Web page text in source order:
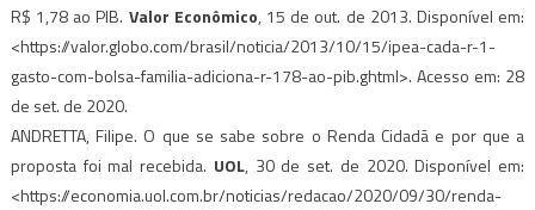
R$ 1,78 ao PIB. Valor Econômico, 15 de out. de 2013. Disponível em:
<https://valor.globo.com/brasil/noticia/2013/10/15/ipea-cada-r-1-
gasto-com-bolsa-familia-adiciona-r-178-ao-pib.ghtml>. Acesso em: 28
de set. de 2020.
ANDRETTA, Filipe. O que se sabe sobre o Renda Cidadã e por que a
proposta foi mal recebida. UOL, 30 de set. de 2020. Disponível em:
<https://economia.uol.com.br/noticias/redacao/2020/09/30/renda-